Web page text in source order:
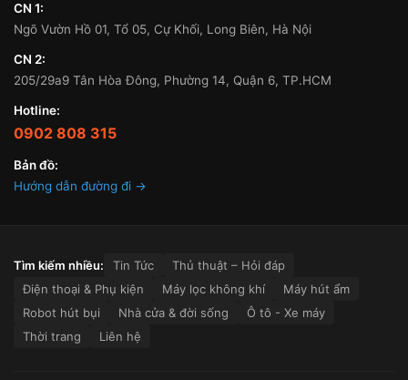
CN 1:
Ngõ Vườn Hồ 01, Tổ 05, Cự Khối, Long Biên, Hà Nội
CN 2:
205/29a9 Tân Hòa Đông, Phường 14, Quận 6, TP.HCM
Hotline:
0902 808 315
Bản đồ:
Hướng dẫn đường đi →
Tìm kiếm nhiều: Tin Tức
Thủ thuật – Hỏi đáp
Điện thoại & Phụ kiện
Máy lọc không khí
Máy hút ẩm
Robot hút bụi
Nhà cửa & đời sống
Ô tô - Xe máy
Thời trang
Liên hệ